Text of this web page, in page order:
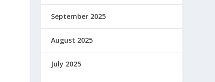
September 2025
August 2025
July 2025